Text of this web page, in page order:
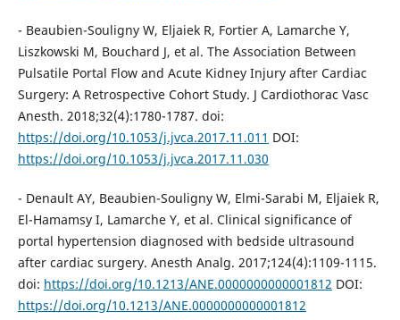
- Beaubien-Souligny W, Eljaiek R, Fortier A, Lamarche Y,
Liszkowski M, Bouchard J, et al. The Association Between
Pulsatile Portal Flow and Acute Kidney Injury after Cardiac
Surgery: A Retrospective Cohort Study. J Cardiothorac Vasc
Anesth. 2018;32(4):1780-1787. doi:
https://doi.org/10.1053/j.jvca.2017.11.011 DOI:
https://doi.org/10.1053/j.jvca.2017.11.030
- Denault AY, Beaubien-Souligny W, Elmi-Sarabi M, Eljaiek R,
El-Hamamsy I, Lamarche Y, et al. Clinical significance of
portal hypertension diagnosed with bedside ultrasound
after cardiac surgery. Anesth Analg. 2017;124(4):1109-1115.
doi: https://doi.org/10.1213/ANE.0000000000001812 DOI:
https://doi.org/10.1213/ANE.0000000000001812